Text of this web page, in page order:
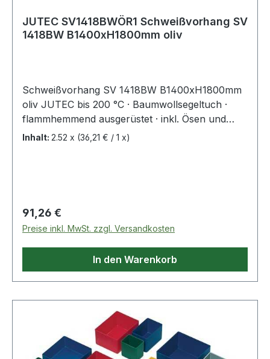
JUTEC SV1418BWÖR1 Schweißvorhang SV
1418BW B1400xH1800mm oliv
Schweißvorhang SV 1418BW B1400xH1800mm
oliv JUTEC bis 200 °C · Baumwollsegeltuch ·
flammhemmend ausgerüstet · inkl. Ösen und
Ringe · Weitere Maße und Materialien zertifiziert
Inhalt: 2.52 x (36,21 € / 1 x)
Regulärer Preis:
91,26 €
Preise inkl. MwSt. zzgl. Versandkosten
In den Warenkorb